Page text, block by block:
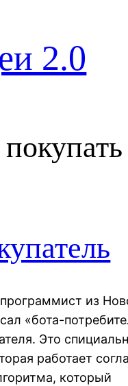
2.0
покупать
из
«бота-
Это
работает
который